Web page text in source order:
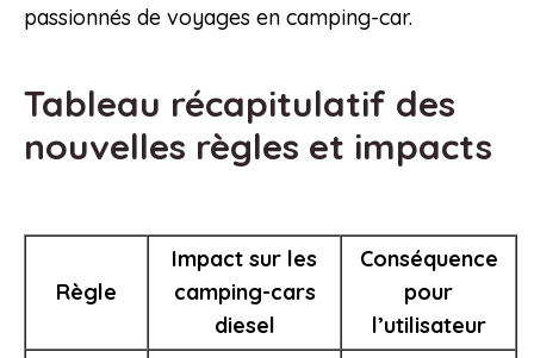
passionnés de voyages en camping-car.
Tableau récapitulatif des
nouvelles règles et impacts
Règle
Impact sur les
camping-cars
diesel
Conséquence
pour
l’utilisateur